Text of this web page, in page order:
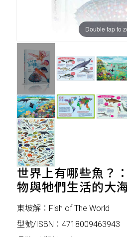
Double tap to
世界上有哪些魚？
物與牠們生活的大
東坡解：Fish of The World
型號/ISBN：4718009463943